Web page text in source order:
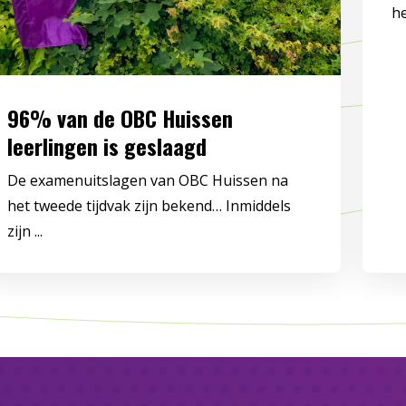
96% van de OBC Huissen
leerlingen is geslaagd
De examenuitslagen van OBC Huissen na
het tweede tijdvak zijn bekend… Inmiddels
zijn ...